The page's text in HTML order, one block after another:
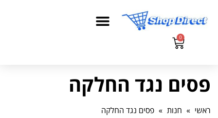
0
פסים נגד החלקה
ראשי » חנות » פסים נגד החלקה